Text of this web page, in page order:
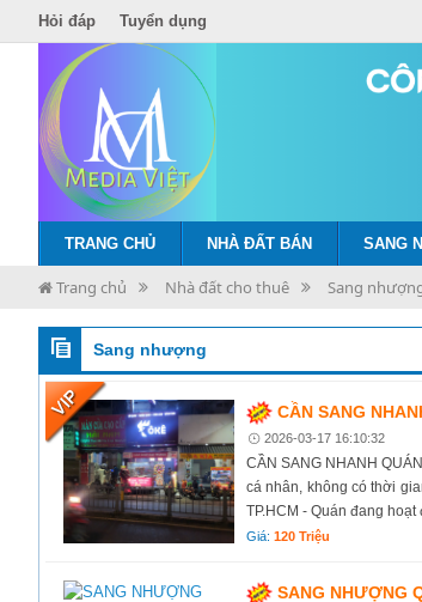
Hỏi đáp Tuyển dụng
TRANG CHỦ NHÀ ĐẤT BÁN SANG
Trang chủ Nhà đất cho thuê Sang
Sang nhượng
CẦN SANG
2026-03-17 16:10:32
CẦN SANG NHANH
cá nhân, không có thời
TP.HCM - Quán đang hoạt
Giá: 120 Triệu
SANG NHƯỢNG